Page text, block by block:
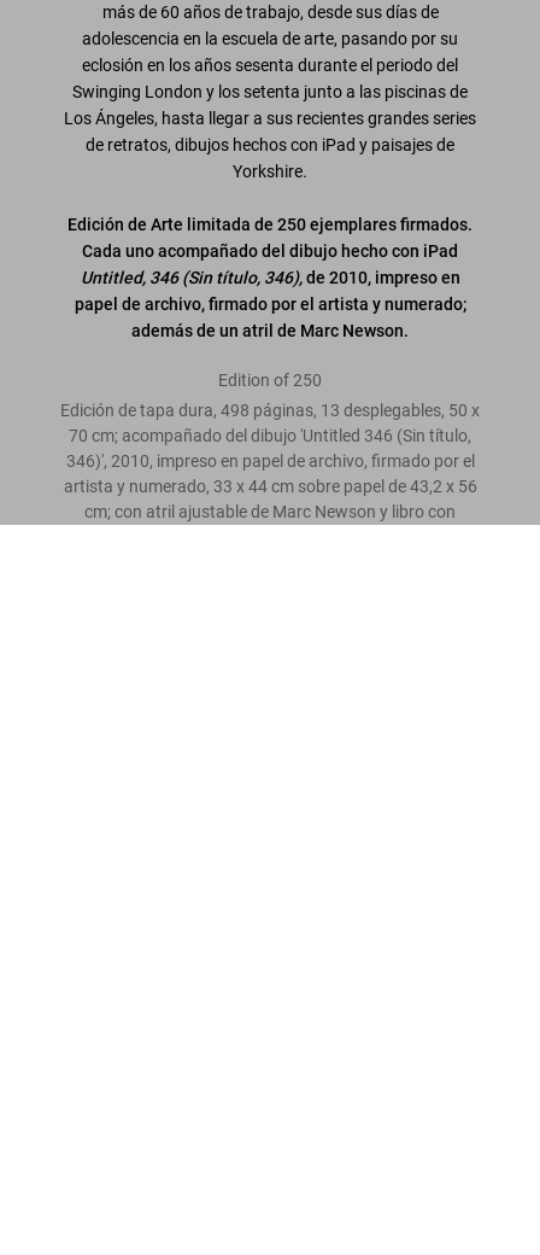
más de 60 años de trabajo, desde sus días de
adolescencia en la escuela de arte, pasando por su
eclosión en los años sesenta durante el periodo del
Swinging London y los setenta junto a las piscinas de
Los Ángeles, hasta llegar a sus recientes grandes series
de retratos, dibujos hechos con iPad y paisajes de
Yorkshire.
Edición de Arte limitada de 250 ejemplares firmados.
Cada uno acompañado del dibujo hecho con iPad
Untitled, 346 (Sin título, 346),de 2010, impreso en
papel de archivo, firmado por el artista y numerado;
además de un atril de Marc Newson.
Edition of 250
Edición de tapa dura, 498 páginas, 13 desplegables, 50 x
70 cm; acompañado del dibujo 'Untitled 346 (Sin título,
346)', 2010, impreso en papel de archivo, firmado por el
artista y numerado, 33 x 44 cm sobre papel de 43,2 x 56
cm; con atril ajustable de Marc Newson y libro con